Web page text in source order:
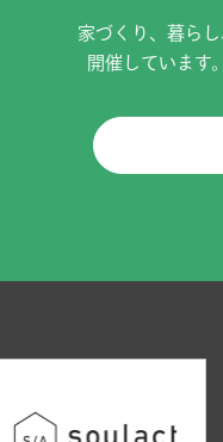
家づくり、暮ら
開催しています